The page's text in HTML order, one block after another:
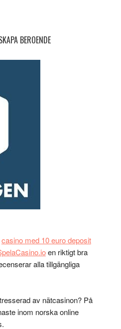
BEROENDE
casino med 10 euro deposit
en riktigt bra
alla tillgängliga
av nätcasinon? På
inom norska online